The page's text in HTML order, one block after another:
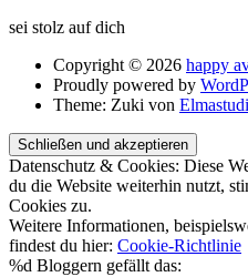
sei stolz auf dich
Copyright © 2026 happy
Proudly powered by
Theme: Zuki von
Datenschutz & Cookies: Diese
du die Website weiterhin nutzt,
Cookies zu.
Weitere Informationen,
findest du hier: Cookie-Richtlinie
%d Bloggern gefällt das: